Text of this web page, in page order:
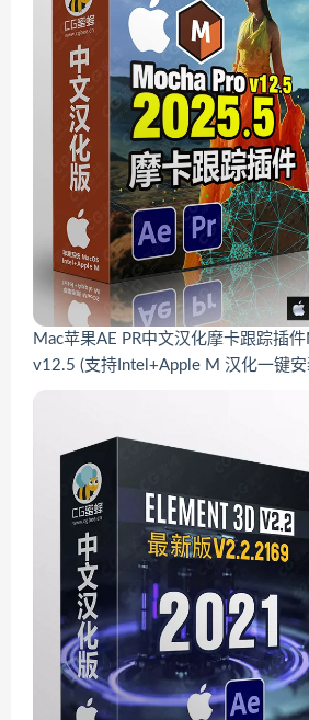
Mac苹果AE PR中文汉化摩卡跟踪插
v12.5 (支持Intel+Apple M 汉化一键安